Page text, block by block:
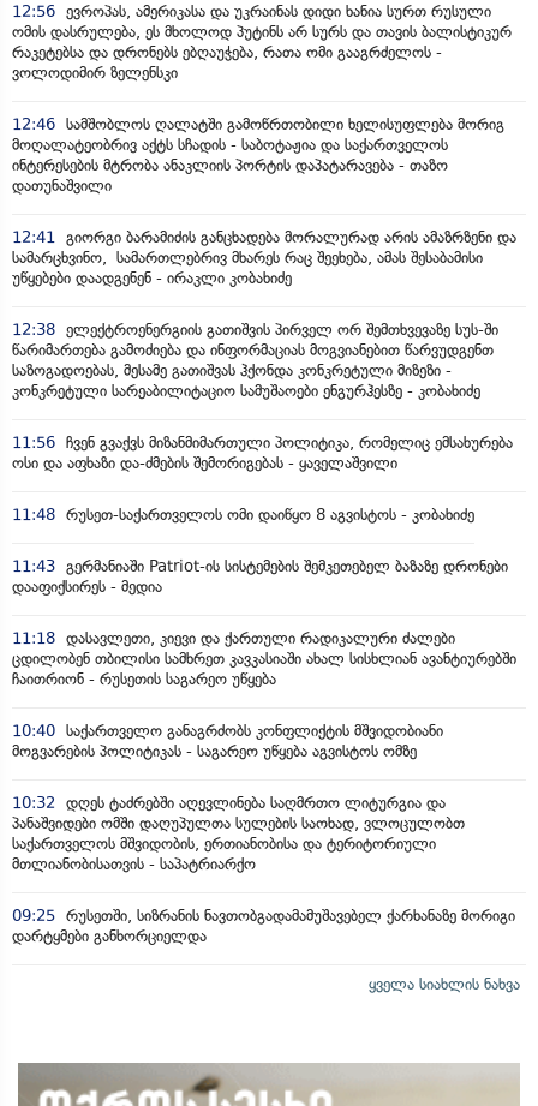
12:56 ევროპას, ამერიკასა და უკრაინას დიდი ხანია სურთ რუსული
ომის დასრულება, ეს მხოლოდ პუტინს არ სურს და თავის ბალისტიკურ
რაკეტებსა და დრონებს ებღაუჭება, რათა ომი გააგრძელოს -
ვოლოდიმირ ზელენსკი
12:46 სამშობლოს ღალატში გამოწრთობილი ხელისუფლება მორიგ
მოღალატეობრივ აქტს სჩადის - საბოტაჟია და საქართველოს
ინტერესების მტრობა ანაკლიის პორტის დაპატარავება - თაზო
დათუნაშვილი
12:41
გიორგი ბარამიძის განცხადება მორალურად არის ამაზრზენი და
სამარცხვინო, სამართლებრივ მხარეს რაც შეეხება, ამას შესაბამისი
უწყებები დაადგენენ - ირაკლი კობახიძე
12:38 ელექტროენერგიის გათიშვის პირველ ორ შემთხვევაზე სუს-ში
წარიმართება გამოძიება და ინფორმაციას მოგვიანებით წარვუდგენთ
საზოგადოებას, მესამე გათიშვას ჰქონდა კონკრეტული მიზეზი -
კონკრეტული სარეაბილიტაციო სამუშაოები ენგურჰესზე - კობახიძე
11:56 ჩვენ გვაქვს მიზანმიმართული პოლიტიკა, რომელიც ემსახურება
ოსი და აფხაზი და-ძმების შემორიგებას - ყაველაშვილი
11:48 რუსეთ-საქართველოს ომი დაიწყო 8 აგვისტოს - კობახიძე
11:43 გერმანიაში Patriot-ის სისტემების შემკეთებელ ბაზაზე დრონები
დააფიქსირეს - მედია
11:18 დასავლეთი, კიევი და ქართული რადიკალური ძალები
ცდილობენ თბილისი სამხრეთ კავკასიაში ახალ სისხლიან ავანტიურებში
ჩაითრიონ - რუსეთის საგარეო უწყება
10:40 საქართველო განაგრძობს კონფლიქტის მშვიდობიანი
მოგვარების პოლიტიკას - საგარეო უწყება აგვისტოს ომზე
10:32
დღეს ტაძრებში აღევლინება საღმრთო ლიტურგია და
პანაშვიდები ომში დაღუპულთა სულების საოხად, ვლოცულობთ
საქართველოს მშვიდობის, ერთიანობისა და ტერიტორიული
მთლიანობისათვის - საპატრიარქო
09:25 რუსეთში, სიზრანის ნავთობგადამამუშავებელ ქარხანაზე მორიგი
დარტყმები განხორციელდა
ყველა სიახლის ნახვა